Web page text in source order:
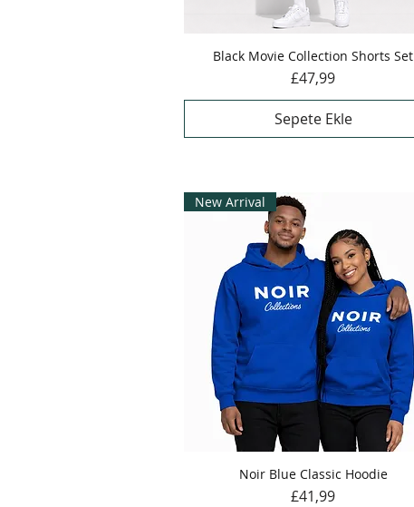
Hızlı Bakış
Black Movie Collection Shorts Set
Fiyat
£47,99
Sepete Ekle
Hızlı Bakış
New Arrival
Noir Blue Classic Hoodie
Fiyat
£41,99